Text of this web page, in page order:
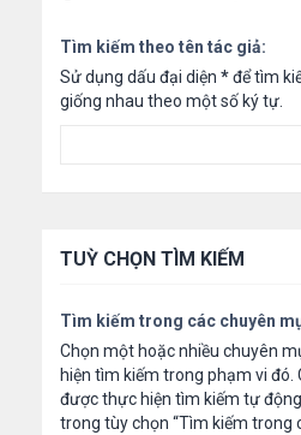
Tìm kiếm theo tên tác giả:
Sử dụng dấu đại diện *để tìm
giống nhau theo một số ký tự.
TUỲ CHỌN TÌM KIẾM
Tìm kiếm trong các chuyên
Chọn một hoặc nhiều chuyên
hiện tìm kiếm trong phạm vi đó.
được thực hiện tìm kiếm tự
trong tùy chọn “Tìm kiếm trong